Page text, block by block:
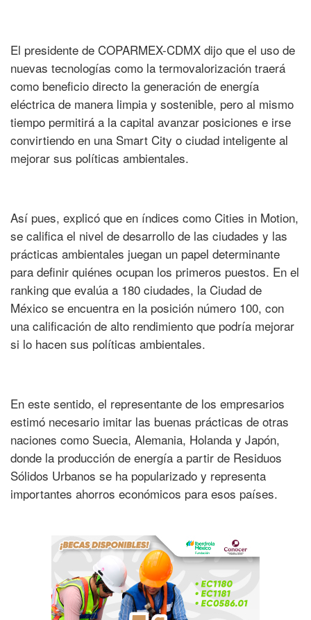
El presidente de COPARMEX-CDMX dijo que el uso de
nuevas tecnologías como la termovalorización traerá
como beneficio directo la generación de energía
eléctrica de manera limpia y sostenible, pero al mismo
tiempo permitirá a la capital avanzar posiciones e irse
convirtiendo en una Smart City o ciudad inteligente al
mejorar sus políticas ambientales.
Así pues, explicó que en índices como Cities in Motion,
se califica el nivel de desarrollo de las ciudades y las
prácticas ambientales juegan un papel determinante
para definir quiénes ocupan los primeros puestos. En el
ranking que evalúa a 180 ciudades, la Ciudad de
México se encuentra en la posición número 100, con
una calificación de alto rendimiento que podría mejorar
si lo hacen sus políticas ambientales.
En este sentido, el representante de los empresarios
estimó necesario imitar las buenas prácticas de otras
naciones como Suecia, Alemania, Holanda y Japón,
donde la producción de energía a partir de Residuos
Sólidos Urbanos se ha popularizado y representa
importantes ahorros económicos para esos países.